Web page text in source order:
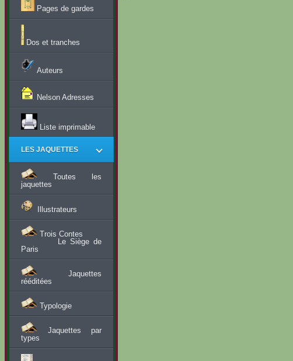
Pages de gardes
Dos et tranches
Auteurs
Nelson Adresses
Liste imprimable
LES JAQUETTES
Toutes les
jaquettes
Illustrateurs
Trois Contes
Le Siège de
Paris
Jaquettes
rééditées
Typologie
Jaquettes par
types